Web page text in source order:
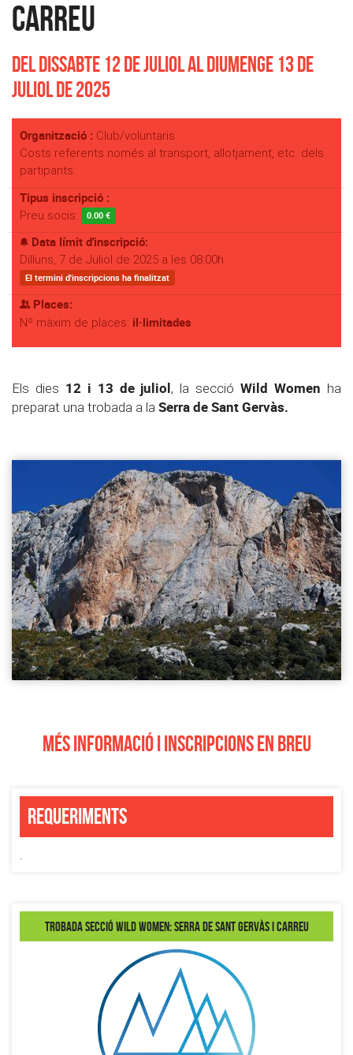
Carreu
Del Dissabte 12 de Juliol al Diumenge 13 de
Juliol de 2025
Organització : Club/voluntaris
Costs referents només al transport, allotjament, etc. dels
partipants.
Tipus inscripció :
Preu socis: 0.00 €
Data límit d'inscripció:
Dilluns, 7 de Juliol de 2025 a les 08:00h
El termini d'inscripcions ha finalitzat
Places:
Nº màxim de places: il·limitades
Els dies 12 i 13 de juliol, la seccióWild Women ha
preparat una trobada a laSerra de Sant Gervàs.
MÉS INFORMACIÓ I INSCRIPCIONS EN BREU
Requeriments
.
Trobada secció Wild Women: Serra de Sant Gervàs i Carreu